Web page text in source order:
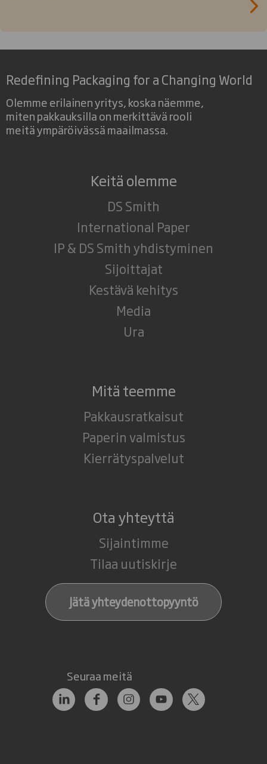
Redefining Packaging for a Changing World
Olemme erilainen yritys, koska näemme,
miten pakkauksilla on merkittävä rooli
meitä ympäröivässä maailmassa.
Keitä olemme
DS Smith
International Paper
IP & DS Smith yhdistyminen
Sijoittajat
Kestävä kehitys
Media
Ura
Mitä teemme
Pakkausratkaisut
Paperin valmistus
Kierrätyspalvelut
Ota yhteyttä
Sijaintimme
Tilaa uutiskirje
Jätä yhteydenottopyyntö
Seuraa meitä